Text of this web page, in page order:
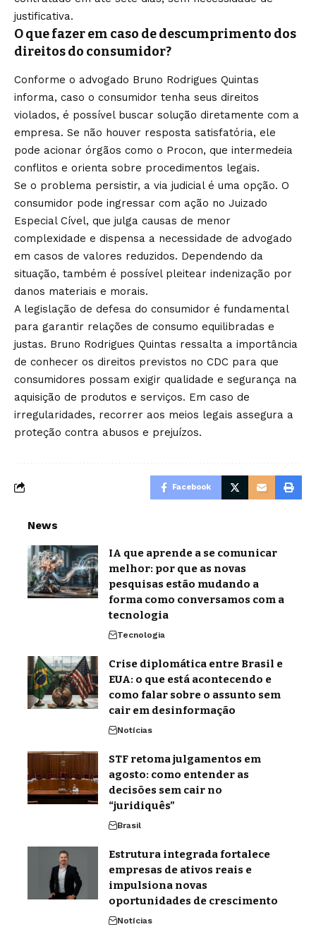
justificativa.
O que fazer em caso de descumprimento dos
direitos do consumidor?
Conforme o advogado Bruno Rodrigues Quintas
informa, caso o consumidor tenha seus direitos
violados, é possível buscar solução diretamente com a
empresa. Se não houver resposta satisfatória, ele
pode acionar órgãos como o Procon, que intermedeia
conflitos e orienta sobre procedimentos legais.
Se o problema persistir, a via judicial é uma opção. O
consumidor pode ingressar com ação no Juizado
Especial Cível, que julga causas de menor
complexidade e dispensa a necessidade de advogado
em casos de valores reduzidos. Dependendo da
situação, também é possível pleitear indenização por
danos materiais e morais.
A legislação de defesa do consumidor é fundamental
para garantir relações de consumo equilibradas e
justas. Bruno Rodrigues Quintas ressalta a importância
de conhecer os direitos previstos no CDC para que
consumidores possam exigir qualidade e segurança na
aquisição de produtos e serviços. Em caso de
irregularidades, recorrer aos meios legais assegura a
proteção contra abusos e prejuízos.
Facebook
News
IA que aprende a se comunicar
melhor: por que as novas
pesquisas estão mudando a
forma como conversamos com a
tecnologia
Tecnologia
Crise diplomática entre Brasil e
EUA: o que está acontecendo e
como falar sobre o assunto sem
cair em desinformação
Notícias
STF retoma julgamentos em
agosto: como entender as
decisões sem cair no
“juridiquês”
Brasil
Estrutura integrada fortalece
empresas de ativos reais e
impulsiona novas
oportunidades de crescimento
Notícias